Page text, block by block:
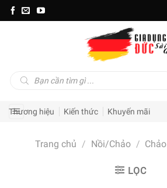
Skip
to
kiếm
Thương hiệu Kiến thức Khuyến mãi
Trang chủ / Nồi/Chảo / Chảo
LỌC